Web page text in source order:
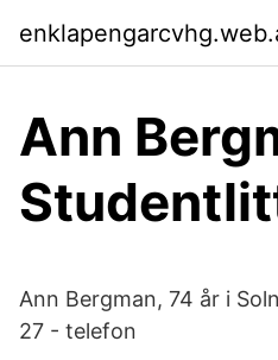
Ann
Ann Bergman, 74 år i
27 - telefon